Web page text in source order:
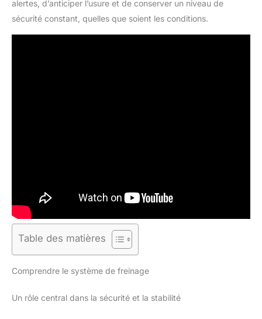
alertes, d’anticiper l’usure et de conserver un niveau de
sécurité constant, quelles que soient les conditions.
Table des matières
Comprendre le système de freinage
Un rôle central dans la sécurité et la stabilité